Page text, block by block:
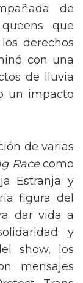
de
que
derechos
con una
de lluvia
un impacto
de varias
Racecomo
Estranja y
figura del
dar vida a
y
show, los
mensajes